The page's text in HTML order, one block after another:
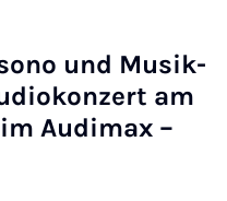
und Mu­sik­
am
Au­di­max –